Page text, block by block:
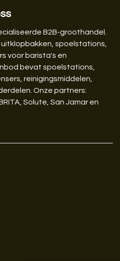
B2B-groothandel.
spoelstations,
voor barista's en
bevat spoelstations,
reinigingsmiddelen,
Onze partners:
Solute, San Jamar en